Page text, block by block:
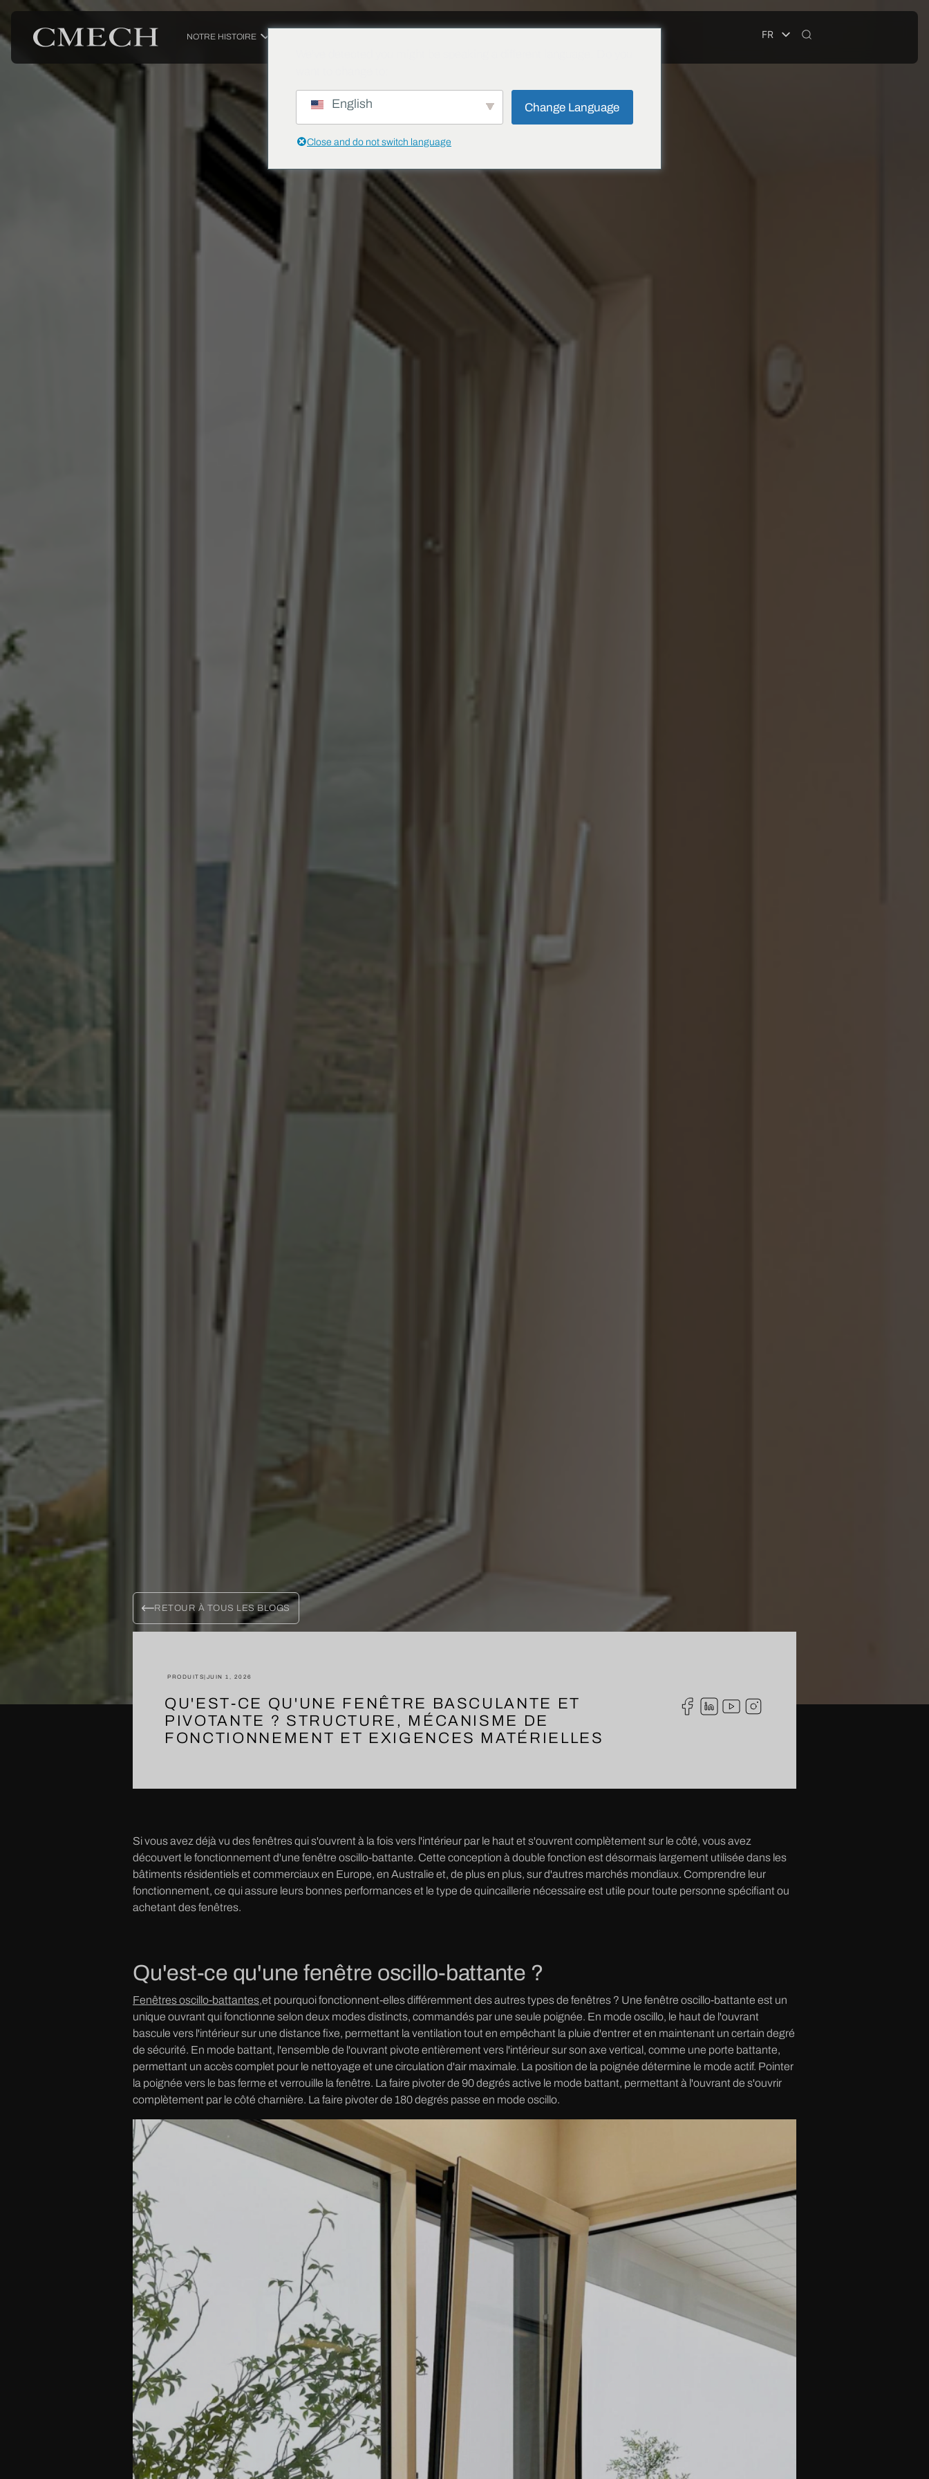
NOTRE HISTOIRE FR
RETOUR À TOUS LES BLOGS
PRODUITS JUIN 1, 2026
QU'EST-CE QU'UNE FENÊTRE BASCULANTE ET
PIVOTANTE ? STRUCTURE, MÉCANISME DE
FONCTIONNEMENT ET EXIGENCES MATÉRIELLES
Si vous avez déjà vu des fenêtres qui s'ouvrent à la fois vers l'intérieur par le haut et s'ouvrent complètement sur le côté, vous avez
découvert le fonctionnement d'une fenêtre oscillo-battante. Cette conception à double fonction est désormais largement utilisée dans les
bâtiments résidentiels et commerciaux en Europe, en Australie et, de plus en plus, sur d'autres marchés mondiaux. Comprendre leur
fonctionnement, ce qui assure leurs bonnes performances et le type de quincaillerie nécessaire est utile pour toute personne spécifiant ou
achetant des fenêtres.
Qu'est-ce qu'une fenêtre oscillo-battante ?
Fenêtres oscillo-battantes,et pourquoi fonctionnent-elles différemment des autres types de fenêtres ? Une fenêtre oscillo-battante est un
unique ouvrant qui fonctionne selon deux modes distincts, commandés par une seule poignée. En mode oscillo, le haut de l'ouvrant
bascule vers l'intérieur sur une distance fixe, permettant la ventilation tout en empêchant la pluie d'entrer et en maintenant un certain degré
de sécurité. En mode battant, l'ensemble de l'ouvrant pivote entièrement vers l'intérieur sur son axe vertical, comme une porte battante,
permettant un accès complet pour le nettoyage et une circulation d'air maximale. La position de la poignée détermine le mode actif. Pointer
la poignée vers le bas ferme et verrouille la fenêtre. La faire pivoter de 90 degrés active le mode battant, permettant à l'ouvrant de s'ouvrir
complètement par le côté charnière. La faire pivoter de 180 degrés passe en mode oscillo.
English Change Language
Close and do not switch language